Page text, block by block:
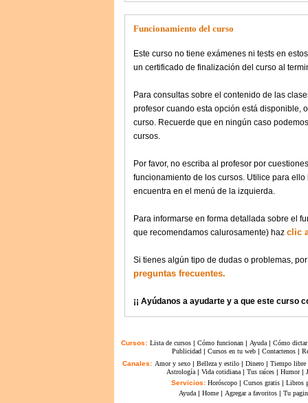
Funcionamiento del curso
Este curso no tiene exámenes ni tests en
un certificado de finalización del curso al
Para consultas sobre el contenido de las
profesor cuando esta opción está disponible,
curso. Recuerde que en ningún caso
cursos.
Por favor, no escriba al profesor por
funcionamiento de los cursos. Utilice para
encuentra en el menú de la izquierda.
Para informarse en forma detallada sobre el
que recomendamos calurosamente) haz clic
Si tienes algún tipo de dudas o problemas,
preguntas frecuentes.
¡¡ Ayúdanos a ayudarte y a que este curso
Cursos: Lista de cursos | Cómo funcionan | Ayuda | Cómo
Publicidad | Cursos en tu web | Contactenos |
Canales: Amor y sexo | Belleza y estilo | Dinero | Tiempo libre
Astrología | Vida cotidiana | Tus raíces | Humor|
Servicios: Horóscopo | Cursos gratis | Libros
Ayuda| Home| Agregar a favoritos| Tu